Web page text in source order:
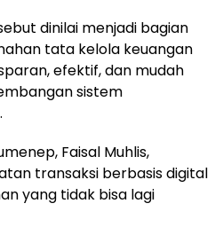
dinilai menjadi bagian
tata kelola keuangan
efektif, dan mudah
sistem
Faisal Muhlis,
transaksi berbasis digital
yang tidak bisa lagi